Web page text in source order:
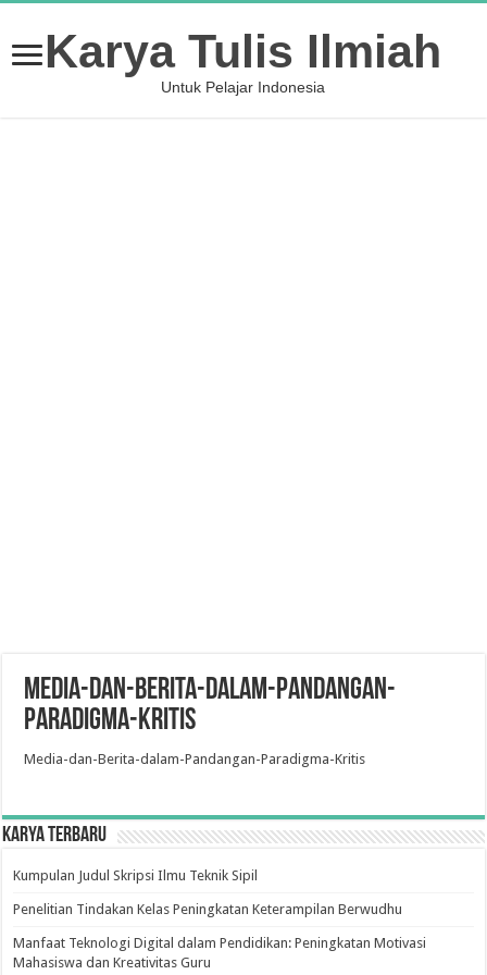
Karya Tulis Ilmiah
Untuk Pelajar Indonesia
Media-dan-Berita-dalam-Pandangan-
Paradigma-Kritis
Media-dan-Berita-dalam-Pandangan-Paradigma-Kritis
Karya Terbaru
Kumpulan Judul Skripsi Ilmu Teknik Sipil
Penelitian Tindakan Kelas Peningkatan Keterampilan Berwudhu
Manfaat Teknologi Digital dalam Pendidikan: Peningkatan Motivasi
Mahasiswa dan Kreativitas Guru